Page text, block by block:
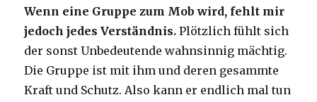
Wenn eine Gruppe zum Mob wird, fehlt mir
jedoch jedes Verständnis. Plötzlich fühlt sich
der sonst Unbedeutende wahnsinnig mächtig.
Die Gruppe ist mit ihm und deren gesammte
Kraft und Schutz. Also kann er endlich mal tun